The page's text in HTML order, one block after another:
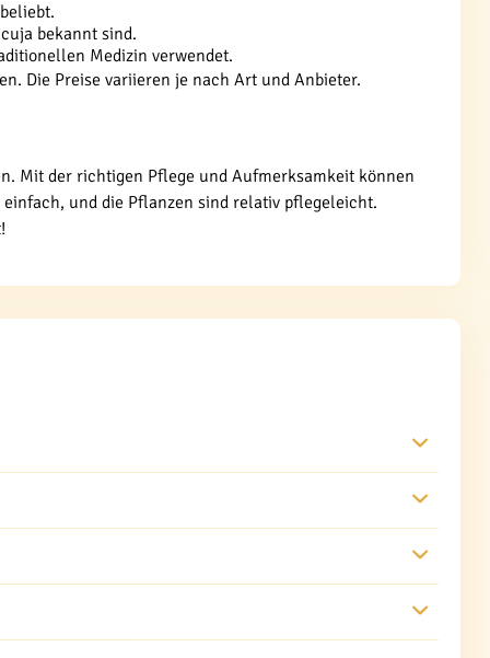
bekannt sind.
Medizin verwendet.
Die Preise variieren je nach Art und Anbieter.
Mit der richtigen Pflege und Aufmerksamkeit können
und die Pflanzen sind relativ pflegeleicht.